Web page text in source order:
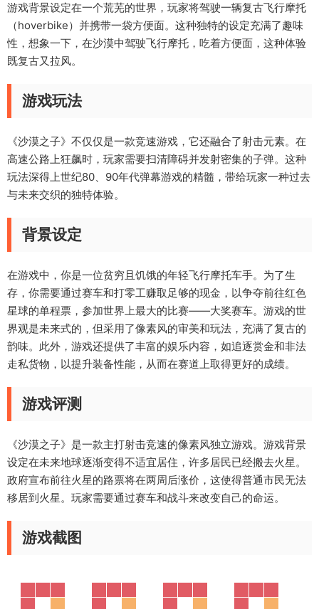
游戏背景设定在一个荒芜的世界，玩家将驾驶一辆复古飞行摩托
（hoverbike）并携带一袋方便面。这种独特的设定充满了趣味
性，想象一下，在沙漠中驾驶飞行摩托，吃着方便面，这种体验
既复古又拉风。
游戏玩法
《沙漠之子》不仅仅是一款竞速游戏，它还融合了射击元素。在
高速公路上狂飙时，玩家需要扫清障碍并发射密集的子弹。这种
玩法深得上世纪80、90年代弹幕游戏的精髓，带给玩家一种过去
与未来交织的独特体验。
背景设定
在游戏中，你是一位贫穷且饥饿的年轻飞行摩托车手。为了生
存，你需要通过赛车和打零工赚取足够的现金，以争夺前往红色
星球的单程票，参加世界上最大的比赛——大奖赛车。游戏的世
界观是未来式的，但采用了像素风的审美和玩法，充满了复古的
韵味。此外，游戏还提供了丰富的娱乐内容，如追逐赏金和非法
走私货物，以提升装备性能，从而在赛道上取得更好的成绩。
游戏评测
《沙漠之子》是一款主打射击竞速的像素风独立游戏。游戏背景
设定在未来地球逐渐变得不适宜居住，许多居民已经搬去火星。
政府宣布前往火星的路票将在两周后涨价，这使得普通市民无法
移居到火星。玩家需要通过赛车和战斗来改变自己的命运。
游戏截图